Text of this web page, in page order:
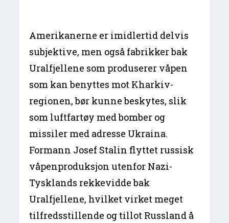
Amerikanerne er imidlertid delvis
subjektive, men også fabrikker bak
Uralfjellene som produserer våpen
som kan benyttes mot Kharkiv-
regionen, bør kunne beskytes, slik
som luftfartøy med bomber og
missiler med adresse Ukraina.
Formann Josef Stalin flyttet russisk
våpenproduksjon utenfor Nazi-
Tysklands rekkevidde bak
Uralfjellene, hvilket virket meget
tilfredsstillende og tillot Russland å